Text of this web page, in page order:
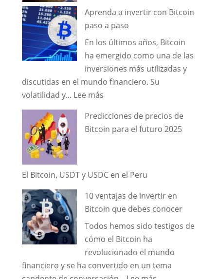
del
(Tether)
que
peruano
en
2025
Aprenda a invertir con Bitcoin
paso a paso
En los últimos años, Bitcoin
ha emergido como una de las
inversiones más utilizadas y
discutidas en el mundo financiero. Su
volatilidad y... Lee más:
a
invertir
paso
paso
Predicciones de precios de
Bitcoin para el futuro 2025
El Bitcoin, USDT y USDC en el Peru
10 ventajas de invertir en
Bitcoin que debes conocer
Todos hemos sido testigos de
cómo el Bitcoin ha
revolucionado el mundo
financiero y se ha convertido en un tema